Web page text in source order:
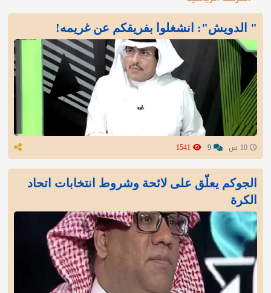
" الدويش": انشغلوا بفريقكم عن غريمه!
الجوكم يعلّق على لائحة وشروط انتخابات اتحاد
الكرة